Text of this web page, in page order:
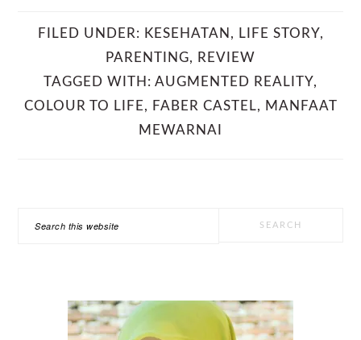
FILED UNDER: KESEHATAN , LIFE STORY,
PARENTING, REVIEW
TAGGED WITH: AUGMENTED REALITY,
COLOUR TO LIFE, FABER CASTEL, MANFAAT
MEWARNAI
Search